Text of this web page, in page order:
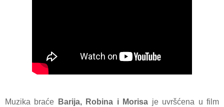
Muzikа brаće Bаrijа, Robinа i Morisа je uvršćenа u film